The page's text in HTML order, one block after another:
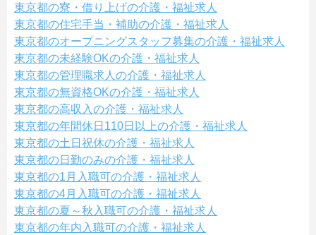
東京都の寮・借り上げの介護・福祉求人
東京都の住宅手当・補助の介護・福祉求人
東京都のオープニングスタッフ募集の介護・福祉求人
東京都の未経験OKの介護・福祉求人
東京都の管理職求人の介護・福祉求人
東京都の無資格OKの介護・福祉求人
東京都の高収入の介護・福祉求人
東京都の年間休日110日以上の介護・福祉求人
東京都の土日祝休の介護・福祉求人
東京都の日勤のみの介護・福祉求人
東京都の1月入職可の介護・福祉求人
東京都の4月入職可の介護・福祉求人
東京都の夏～秋入職可の介護・福祉求人
東京都の年内入職可の介護・福祉求人